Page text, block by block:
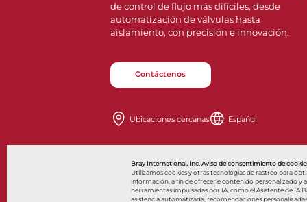
Bray International, Inc. Aviso de consentimiento de
Utilizamos cookies y otras tecnologías de rastreo para
información, a fin de ofrecerle contenido personalizado y
herramientas impulsadas por IA, como el Asistente de IA
asistencia automatizada, recomendaciones
de control de flujo más difíciles, desde
automatización de válvulas hasta
aislamiento, con precisión e innovación.
Contáctenos
Ubicaciones cercanas Español
Also of Interest